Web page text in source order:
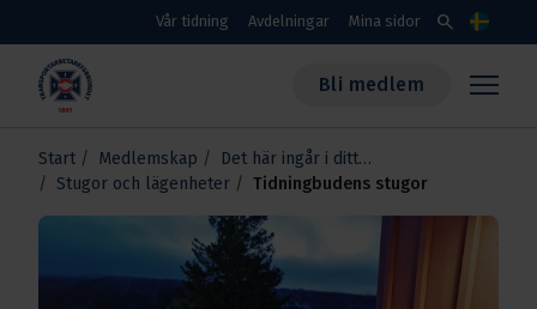
Skippa till huvudinnehållet
Vår tidning Avdelningar Mina sidor search Språk
Transportarbetareförbundet
Bli medlem
Start Medlemskap
Det här ingår i ditt
medlemskap
Stugor och lägenheter Tidningbudens stugor